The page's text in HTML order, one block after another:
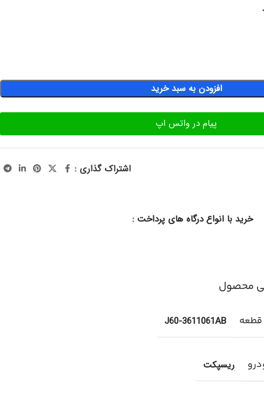
افزودن به سبد خرید
پیام در واتس اپ
اشتراک گذاری :
خرید با انواع درگاه های پرداخت :
محصول
قطعه J60-3611061AB
ریسپکت